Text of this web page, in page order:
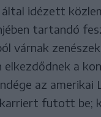
idézett
tartandó
várnak
elkezdődnek a
az amerikai
futott be;